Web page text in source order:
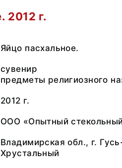
2012 г.
Яйцо пасхальное.
сувенир
предметы религиозного
2012 г.
ООО «Опытный
Владимирская обл., г.
Хрустальный